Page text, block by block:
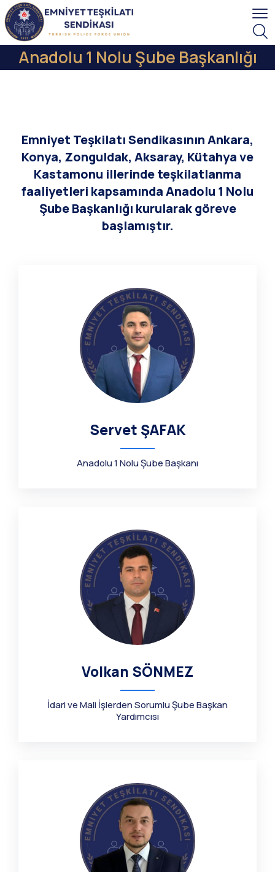
Anadolu 1 Nolu Şube Başkanlığı
Emniyet Teşkilatı Sendikasının Ankara,
Konya, Zonguldak, Aksaray, Kütahya ve
Kastamonu illerinde teşkilatlanma
faaliyetleri kapsamında Anadolu 1 Nolu
Şube Başkanlığı kurularak göreve
başlamıştır.
Servet ŞAFAK
Anadolu 1 Nolu Şube Başkanı
Volkan SÖNMEZ
İdari ve Mali İşlerden Sorumlu Şube Başkan
Yardımcısı